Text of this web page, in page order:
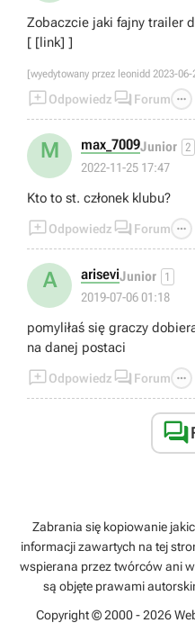
Zobaczcie jaki fajny trailer
[ [link] ]
[wyedytowany przez leonidd 2023-
Odpowiedz  Forum 
M max_7009Junior 2
2022-11-25 17:47
Kto to st. członek klubu?
Odpowiedz  Forum 
A ariseviJunior 1
2019-07-06 01:18
pomyliłaś się graczy
na danej postaci
Odpowiedz  Forum 

Zabrania się kopiowanie
informacji zawartych na tej
wspierana przez twórców ani
są objęte prawami
Copyright © 2000 - 2026